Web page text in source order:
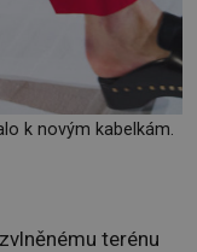
k novým kabelkám.
terénu